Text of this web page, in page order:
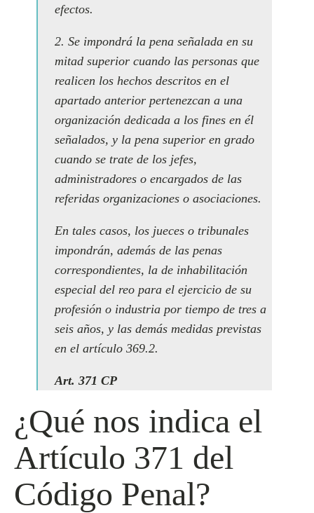
efectos.
2. Se impondrá la pena señalada en su
mitad superior cuando las personas que
realicen los hechos descritos en el
apartado anterior pertenezcan a una
organización dedicada a los fines en él
señalados, y la pena superior en grado
cuando se trate de los jefes,
administradores o encargados de las
referidas organizaciones o asociaciones.
En tales casos, los jueces o tribunales
impondrán, además de las penas
correspondientes, la de inhabilitación
especial del reo para el ejercicio de su
profesión o industria por tiempo de tres a
seis años, y las demás medidas previstas
en el artículo 369.2.
Art. 371 CP
¿Qué nos indica el
Artículo 371 del
Código Penal?